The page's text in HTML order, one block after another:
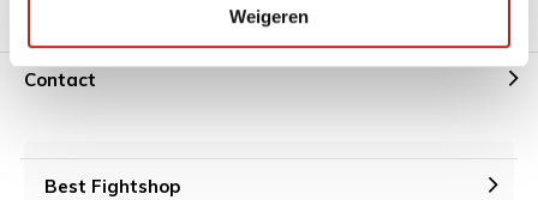
Weigeren
Contact
Best Fightshop